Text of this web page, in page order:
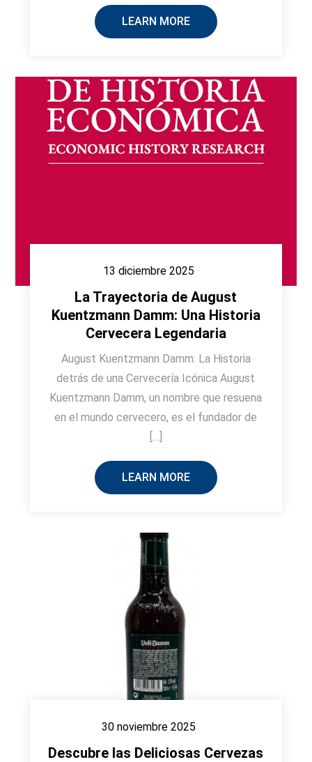
LEARN MORE
13 diciembre 2025
La Trayectoria de August
Kuentzmann Damm: Una Historia
Cervecera Legendaria
August Kuentzmann Damm: La Historia
detrás de una Cervecería Icónica August
Kuentzmann Damm, un nombre que resuena
en el mundo cervecero, es el fundador de
[…]
LEARN MORE
30 noviembre 2025
Descubre las Deliciosas Cervezas